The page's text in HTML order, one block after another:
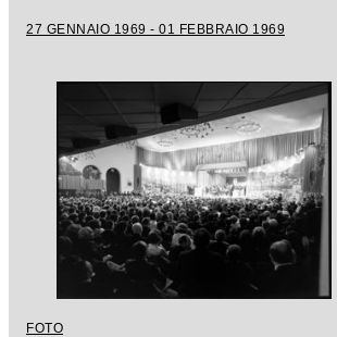
27 GENNAIO 1969 - 01 FEBBRAIO 1969
FOTO